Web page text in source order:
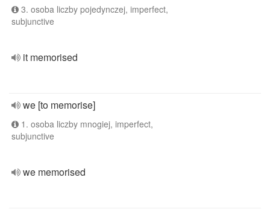
3. osoba liczby pojedynczej, imperfect,
subjunctive
it memorised
we [to memorise]
1. osoba liczby mnogiej, imperfect,
subjunctive
we memorised